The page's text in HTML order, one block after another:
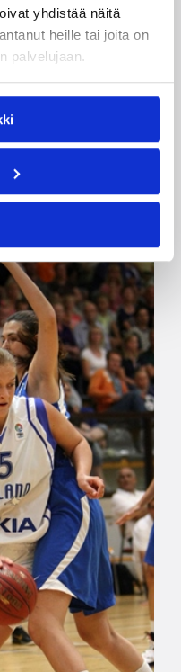
yhdistää näitä
heille tai joita on
palvelujaan.
Naisten
mestaruuttaan,
Team ja Peli-
Huima
oman kylän